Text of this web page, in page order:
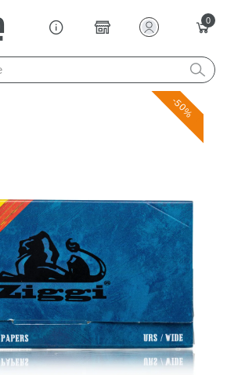
0
-50%
anklicken